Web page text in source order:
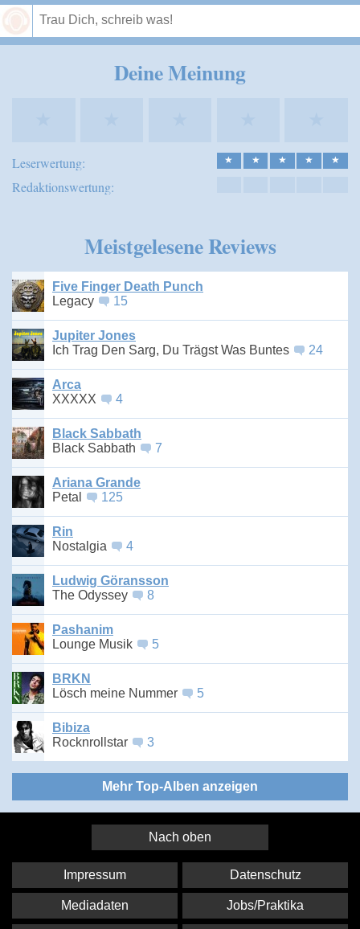
Deine Meinung
Leserwertung: ★ ★ ★ ★ ★
Redaktionswertung:
Meistgelesene Reviews
Five Finger Death Punch
Legacy
15
Jupiter Jones
Ich Trag Den Sarg, Du Trägst Was Buntes
24
Arca
XXXXX
4
Black Sabbath
Black Sabbath
7
Ariana Grande
Petal
125
Rin
Nostalgia
4
Ludwig Göransson
The Odyssey
8
Pashanim
Lounge Musik
5
BRKN
Lösch meine Nummer
5
Bibiza
Rocknrollstar
3
Mehr Top-Alben anzeigen
Nach oben
Impressum Datenschutz
Mediadaten Jobs/Praktika